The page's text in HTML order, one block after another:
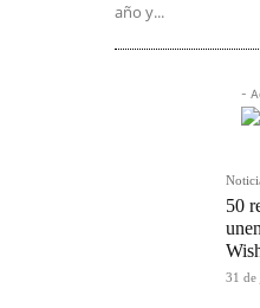
año y...
-
50
31 de